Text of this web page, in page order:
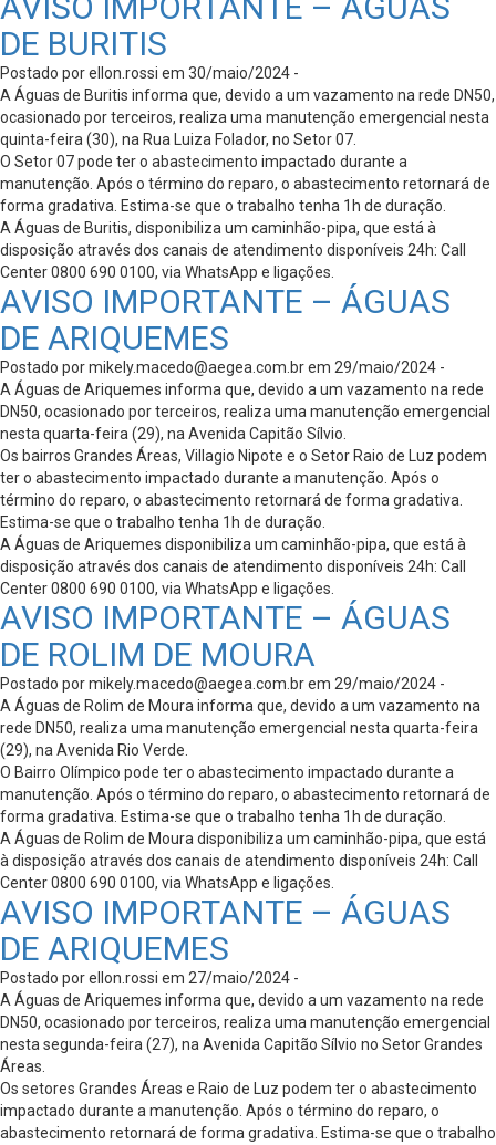
DE BURITIS
Postado por ellon.rossi em 30/maio/2024 -
A Águas de Buritis informa que, devido a um vazamento na rede DN50,
ocasionado por terceiros, realiza uma manutenção emergencial nesta
quinta-feira (30), na Rua Luiza Folador, no Setor 07.
O Setor 07 pode ter o abastecimento impactado durante a
manutenção. Após o término do reparo, o abastecimento retornará de
forma gradativa. Estima-se que o trabalho tenha 1h de duração.
A Águas de Buritis, disponibiliza um caminhão-pipa, que está à
disposição através dos canais de atendimento disponíveis 24h: Call
Center 0800 690 0100, via WhatsApp e ligações.
AVISO IMPORTANTE – ÁGUAS
DE ARIQUEMES
Postado pormikely.macedo@aegea.com.brem 29/maio/2024 -
A Águas de Ariquemes informa que, devido a um vazamento na rede
DN50, ocasionado por terceiros, realiza uma manutenção emergencial
nesta quarta-feira (29), na Avenida Capitão Sílvio.
Os bairros Grandes Áreas, Villagio Nipote e o Setor Raio de Luz podem
ter o abastecimento impactado durante a manutenção. Após o
término do reparo, o abastecimento retornará de forma gradativa.
Estima-se que o trabalho tenha 1h de duração.
A Águas de Ariquemes disponibiliza um caminhão-pipa, que está à
disposição através dos canais de atendimento disponíveis 24h: Call
Center 0800 690 0100, via WhatsApp e ligações.
AVISO IMPORTANTE – ÁGUAS
DE ROLIM DE MOURA
Postado pormikely.macedo@aegea.com.brem 29/maio/2024 -
A Águas de Rolim de Moura informa que, devido a um vazamento na
rede DN50, realiza uma manutenção emergencial nesta quarta-feira
(29), na Avenida Rio Verde.
O Bairro Olímpico pode ter o abastecimento impactado durante a
manutenção. Após o término do reparo, o abastecimento retornará de
forma gradativa. Estima-se que o trabalho tenha 1h de duração.
A Águas de Rolim de Moura disponibiliza um caminhão-pipa, que está
à disposição através dos canais de atendimento disponíveis 24h: Call
Center 0800 690 0100, via WhatsApp e ligações.
AVISO IMPORTANTE – ÁGUAS
DE ARIQUEMES
Postado por ellon.rossi em 27/maio/2024 -
A Águas de Ariquemes informa que, devido a um vazamento na rede
DN50, ocasionado por terceiros, realiza uma manutenção emergencial
nesta segunda-feira (27), na Avenida Capitão Sílvio no Setor Grandes
Áreas.
Os setores Grandes Áreas e Raio de Luz podem ter o abastecimento
impactado durante a manutenção. Após o término do reparo, o
abastecimento retornará de forma gradativa. Estima-se que o trabalho